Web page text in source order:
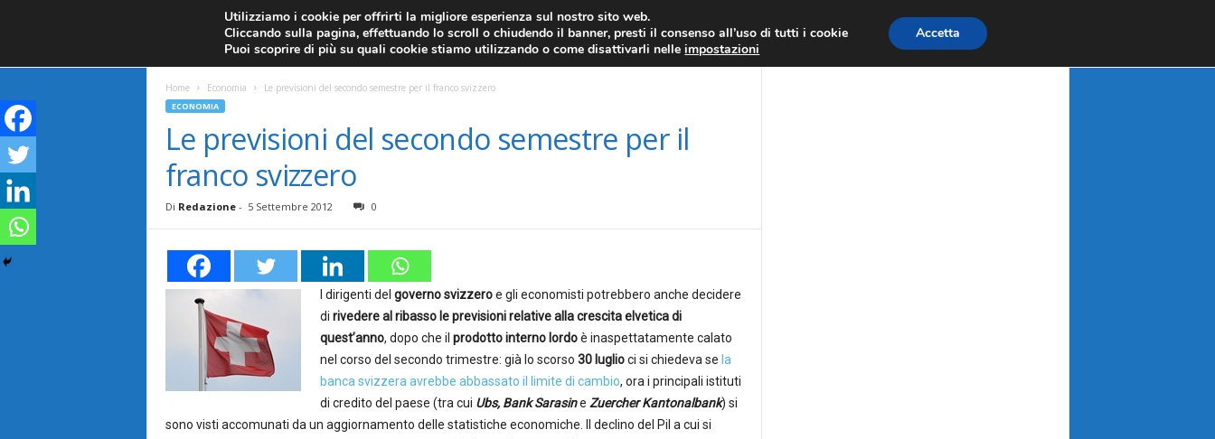
CANDELE GIAPPONESI ECONOMIA FOREX GRATIS FOREX NEWS FOREX SIGNALS FOREX TRADING
F
a
F
r
e
x
ANALISI TECNICA EURO/DOLLARO ECONOMIA FOREX NEWS
Home Economia Le previsioni del secondo semestre per il franco svizzero
ECONOMIA
Le previsioni del secondo semestre per il
franco svizzero
Di Redazione- 5 Settembre 2012 0
I dirigenti del governo svizzeroe gli economisti potrebbero anche decidere
di rivedere al ribasso le previsioni relative alla crescita elvetica di
quest’anno, dopo che il prodotto interno lordoè inaspettatamente calato
nel corso del secondo trimestre: già lo scorso 30 luglioci si chiedeva se la
banca svizzera avrebbe abbassato il limite di cambio, ora i principali istituti
di credito del paese (tra cui Ubs, Bank Sarasine Zuercher Kantonalbank) si
sono visti accomunati da un aggiornamento delle statistiche economiche. Il declino del Pil a cui si
Utilizziamo i cookie per offrirti la migliore esperienza sul nostro sito web.
Cliccando sulla pagina, effettuando lo scroll o chiudendo il banner, presti il consenso all’uso di tutti i cookie
Puoi scoprire di più su quali cookie stiamo utilizzando o come disattivarli nelleimpostazioni
Accetta